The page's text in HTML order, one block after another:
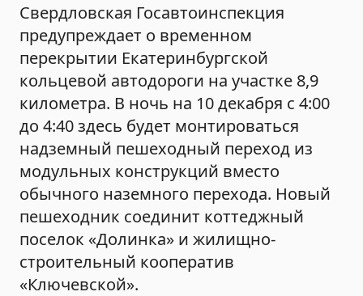
Свердловская Госавтоинспекция
предупреждает о временном
перекрытии Екатеринбургской
кольцевой автодороги на участке 8,9
километра. В ночь на 10 декабря с 4:00
до 4:40 здесь будет монтироваться
надземный пешеходный переход из
модульных конструкций вместо
обычного наземного перехода. Новый
пешеходник соединит коттеджный
поселок «Долинка» и жилищно-
строительный кооператив
«Ключевской».